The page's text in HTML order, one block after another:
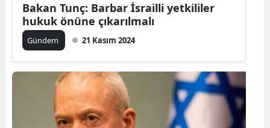
Bakan Tunç: Barbar İsrailli yetkililer
hukuk önüne çıkarılmalı
Gündem 21 Kasım 2024